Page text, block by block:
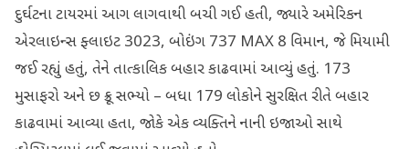
દુર્ઘટના ટાયરમાં આગ લાગવાથી બચી ગઈ હતી, જ્યારે અમેરિકન
એરલાઇન્સ ફ્લાઇટ 3023, બોઇંગ 737 MAX 8 વિમાન, જે મિયામી
જઈ રહ્યું હતું, તેને તાત્કાલિક બહાર કાઢવામાં આવ્યું હતું. 173
મુસાફરો અને છ ક્રૂ સભ્યો – બધા 179 લોકોને સુરક્ષિત રીતે બહાર
કાઢવામાં આવ્યા હતા, જોકે એક વ્યક્તિને નાની ઇજાઓ સાથે